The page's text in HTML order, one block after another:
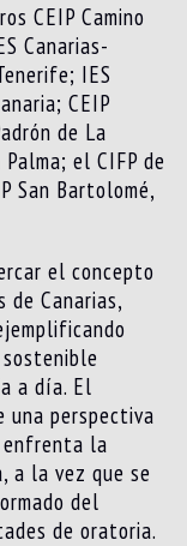
CEIP Camino
Canarias-
IES
CEIP
de La
el CIFP de
San Bartolomé,
el concepto
de Canarias,
a día. El
una perspectiva
enfrenta la
a la vez que se
del
de oratoria.